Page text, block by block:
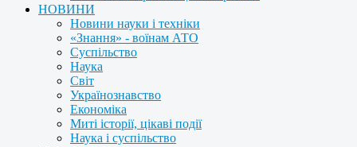
НОВИНИ
Новини науки і техніки
«Знання» - воїнам АТО
Суспільство
Наука
Світ
Українознавство
Економіка
Миті історії, цікаві події
Наука і суспільство